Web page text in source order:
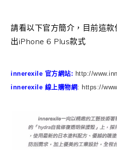
請看以下官方簡介，目前這
出iPhone 6 Plus款式
innerexile 官方網站: http://
innerexile 線上購物網: https://